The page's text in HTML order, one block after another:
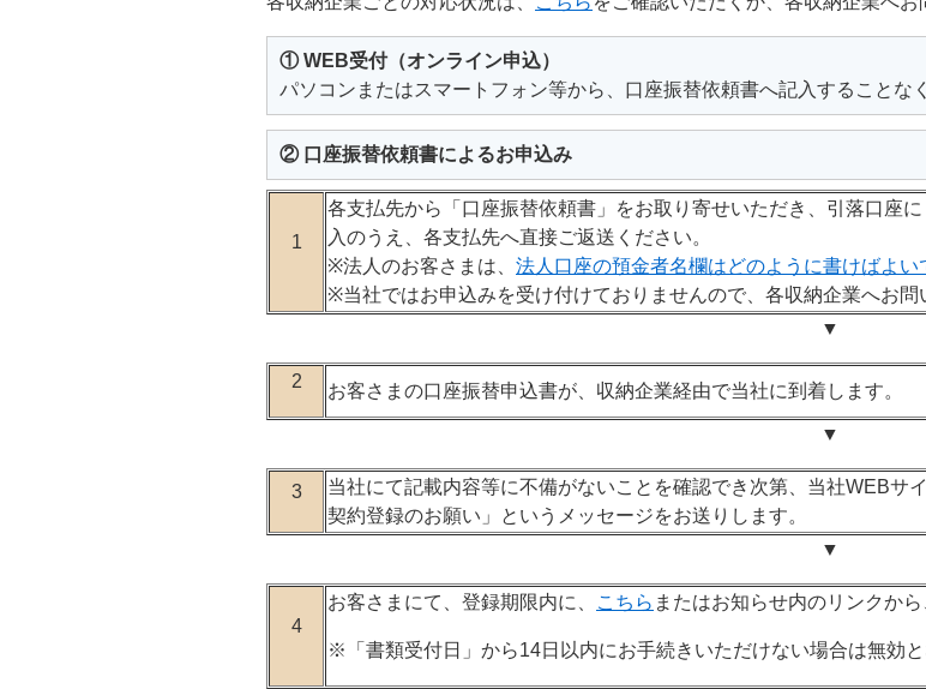
① WEB受付（オンライン申込）
パソコンまたはスマートフォン等から、口座振替依頼書へ記入することな
② 口座振替依頼書によるお申込み
1
各支払先から「口座振替依頼書」をお取り寄せいただき、引落口座
入のうえ、各支払先へ直接ご返送ください。
※法人のお客さまは、 法人口座の預金者名欄はどのように書けばよい
※当社ではお申込みを受け付けておりませんので、各収納企業へお問
▼
2 お客さまの口座振替申込書が、収納企業経由で当社に到着します。
▼
3 当社にて記載内容等に不備がないことを確認でき次第、当社WEBサ
契約登録のお願い」というメッセージをお送りします。
▼
4
お客さまにて、登録期限内に、 こちら またはお知らせ内のリンクか
※「書類受付日」から14日以内にお手続きいただけない場合は無効と